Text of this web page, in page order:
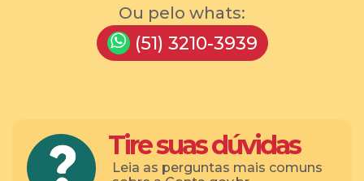
Ou pelo whats:
(51) 3210-3939
Tire suas dúvidas
Leia as perguntas mais comuns